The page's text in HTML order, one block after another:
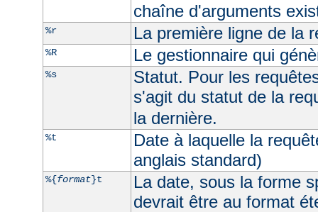
chaîne d'arguments
%r La première ligne de la
%R Le gestionnaire qui
%s
Statut. Pour les
s'agit du statut de la
la dernière.
%t
Date à laquelle la
anglais standard)
%{format}t
La date, sous la forme
devrait être au format